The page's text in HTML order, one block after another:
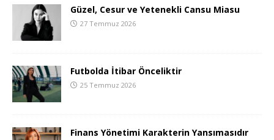
Güzel, Cesur ve Yetenekli Cansu Miasu
27 Temmuz 2026
Futbolda İtibar Önceliktir
25 Temmuz 2026
Finans Yönetimi Karakterin Yansımasıdır